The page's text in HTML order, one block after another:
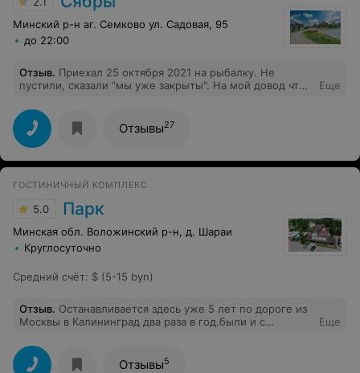
Минский р-н аг. Семково ул. Садовая, 95
до 22:00
Отзыв. Приехал 25 октября 2021 на рыбалку. Не
пустили, сказали "мы уже закрыты". На мой довод что
им по барабану!!! Ужасное отношение!!! P.s.звонил 24
октября - телефон недоступен
Еще
Отзывы27
ГОСТИНИЧНЫЙ КОМПЛЕКС
5.0 Парк
Минская обл. Воложинский р-н, д. Шараи
Круглосуточно
Средний счёт: $ (5-15 byn)
Отзыв. Останавливается здесь уже 5 лет по дороге из
Москвы в Калининград два раза в год.были и с
номерах очень чисто, постельное новое, чистая. Для
дорожного отеля- очень хорош!!! И недорого!!!
Еще
Отзывы5